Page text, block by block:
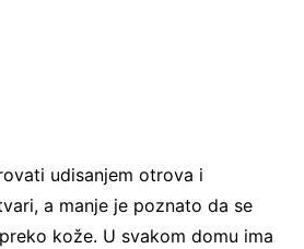
udisanjem otrova i
a manje je poznato da se
kože. U svakom domu ima